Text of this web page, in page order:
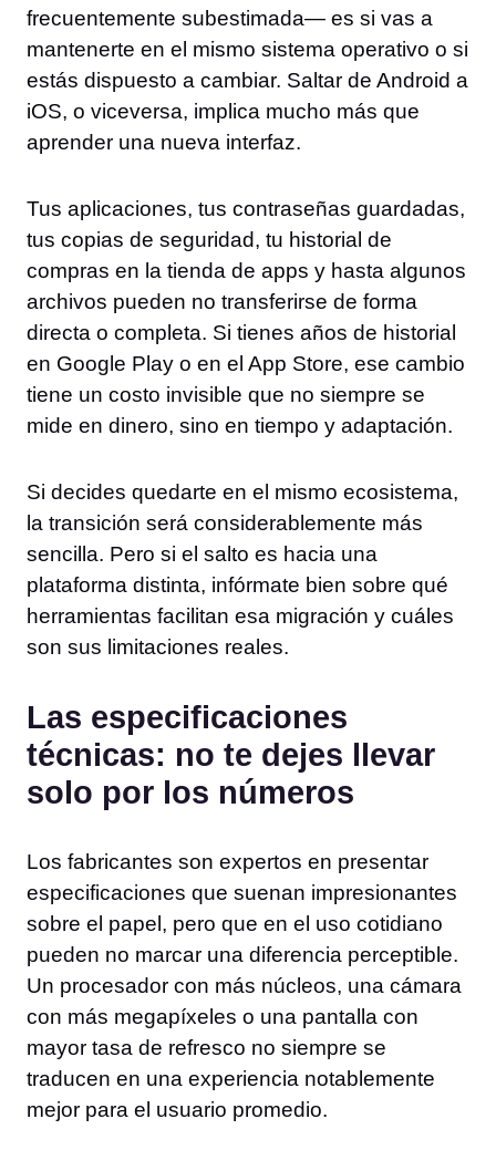
frecuentemente subestimada— es si vas a
mantenerte en el mismo sistema operativo o si
estás dispuesto a cambiar. Saltar de Android a
iOS, o viceversa, implica mucho más que
aprender una nueva interfaz.
Tus aplicaciones, tus contraseñas guardadas,
tus copias de seguridad, tu historial de
compras en la tienda de apps y hasta algunos
archivos pueden no transferirse de forma
directa o completa. Si tienes años de historial
en Google Play o en el App Store, ese cambio
tiene un costo invisible que no siempre se
mide en dinero, sino en tiempo y adaptación.
Si decides quedarte en el mismo ecosistema,
la transición será considerablemente más
sencilla. Pero si el salto es hacia una
plataforma distinta, infórmate bien sobre qué
herramientas facilitan esa migración y cuáles
son sus limitaciones reales.
Las especificaciones
técnicas: no te dejes llevar
solo por los números
Los fabricantes son expertos en presentar
especificaciones que suenan impresionantes
sobre el papel, pero que en el uso cotidiano
pueden no marcar una diferencia perceptible.
Un procesador con más núcleos, una cámara
con más megapíxeles o una pantalla con
mayor tasa de refresco no siempre se
traducen en una experiencia notablemente
mejor para el usuario promedio.